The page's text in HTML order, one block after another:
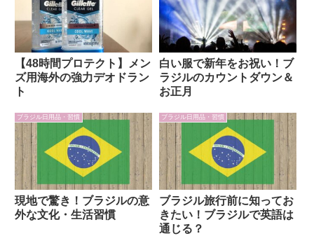
【48時間プロテクト】メン
ズ用海外の強力デオドラン
ト
白い服で新年をお祝い！ブ
ラジルのカウントダウン＆
お正月
ブラジル日用品・習慣
現地で驚き！ブラジルの意
外な文化・生活習慣
ブラジル日用品・習慣
ブラジル旅行前に知ってお
きたい！ブラジルで英語は
通じる？